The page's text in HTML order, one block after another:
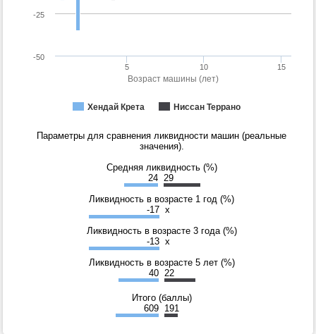
Возраст машины (лет)
Хендай Крета Ниссан Террано
5 10 15
-50
-25
Параметры для сравнения ликвидности машин (реальные
значения).
Средняя ликвидность (%)
24 29
Ликвидность в возрасте 1 год (%)
-17 x
Ликвидность в возрасте 3 года (%)
-13 x
Ликвидность в возрасте 5 лет (%)
40 22
Итого (баллы)
609 191